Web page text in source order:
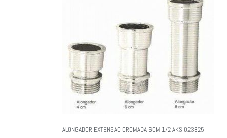
ALONGADOR EXTENSAO CROMADA 6CM 1/2 AKS 023825